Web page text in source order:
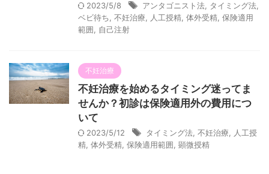
2023/5/8 アンタゴニスト法 タイミング法
ベビ待ち 不妊治療 人工授精 体外受精 保険適用
範囲
自己注射
不妊治療
不妊治療を始めるタイミング迷ってま
せんか？初診は保険適用外の費用につ
いて
2023/5/12 タイミング法 不妊治療
人工授
精 体外受精 保険適用範囲 顕微授精